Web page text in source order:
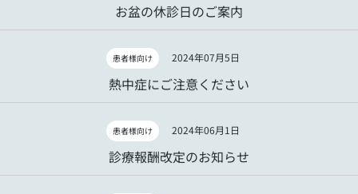
お盆の休診日のご案内
2024年07月5日
患者様向け
熱中症にご注意ください
2024年06月1日
患者様向け
診療報酬改定のお知らせ